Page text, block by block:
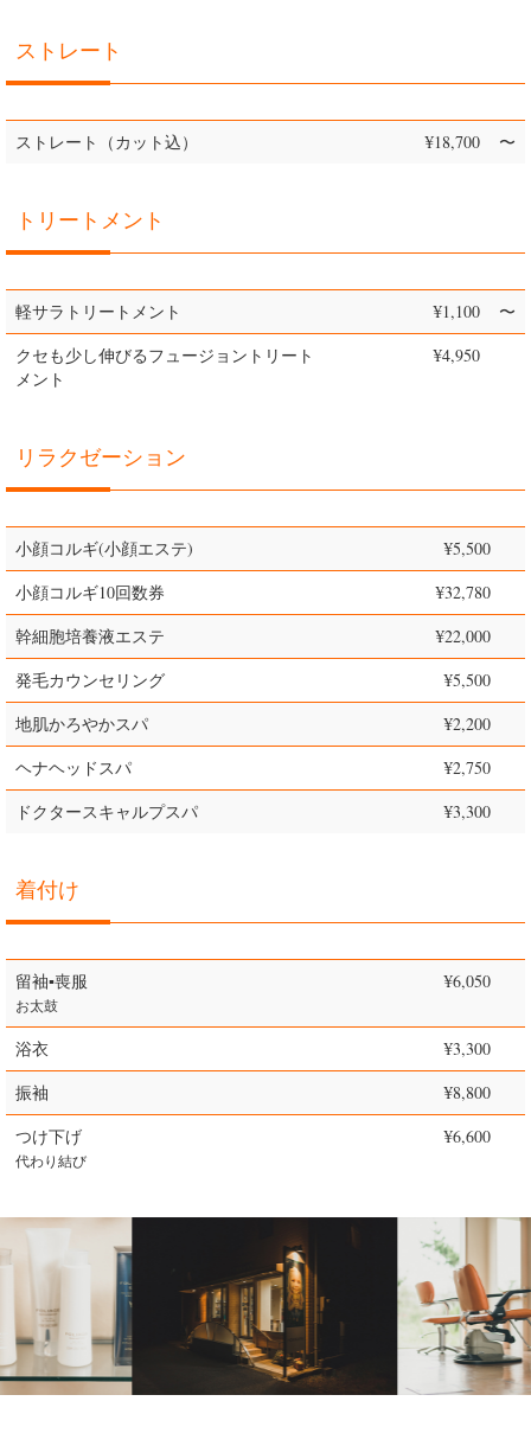
ストレート
ストレート（カット込） ¥18,700 〜
トリートメント
軽サラトリートメント ¥1,100
〜
クセも少し伸びるフュージョントリート
メント
¥4,950
リラクゼーション
小顔コルギ(小顔エステ)
¥5,500
小顔コルギ10回数券
¥32,780
幹細胞培養液エステ
¥22,000
発毛カウンセリング
¥5,500
地肌かろやかスパ
¥2,200
ヘナヘッドスパ
¥2,750
ドクタースキャルプスパ
¥3,300
着付け
留袖▪喪服
お太鼓
¥6,050
浴衣
¥3,300
振袖
¥8,800
つけ下げ
代わり結び
¥6,600